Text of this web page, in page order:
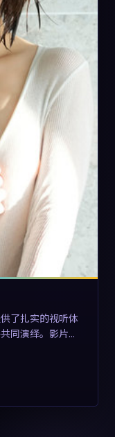
了扎实的视听体
同演绎。影片
完成高密度的戏
与情节反转，适
户。